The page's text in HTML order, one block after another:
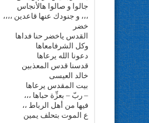
جالوا و صالوا هالأنجاس
،،، و جنودك عنها قاعدين ،،،،
خضر
القدس ياخضر حنا فداها
وكل الشرفامعاها
دعونا الله يرعاها
قدسنا قدس المعذبين
خالد العيسى
بيت المقدس يرعاها
– ربّ – بعزِّة حباها ،،،
فيها من أهل الرباط ،،
ع الموت بتحلف يمين